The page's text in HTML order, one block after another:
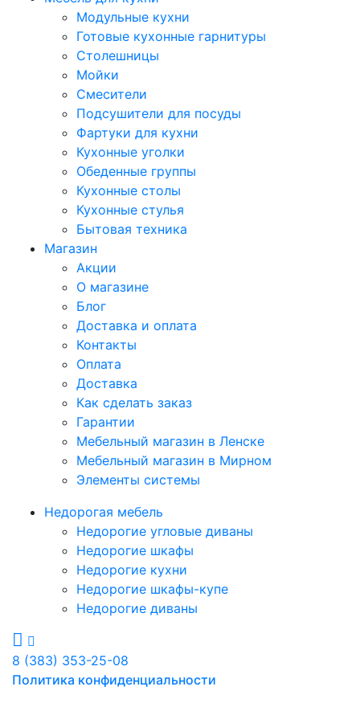
Модульные кухни
Готовые кухонные гарнитуры
Столешницы
Мойки
Смесители
Подсушители для посуды
Фартуки для кухни
Кухонные уголки
Обеденные группы
Кухонные столы
Кухонные стулья
Бытовая техника
Магазин
Акции
О магазине
Блог
Доставка и оплата
Контакты
Оплата
Доставка
Как сделать заказ
Гарантии
Мебельный магазин в Ленске
Мебельный магазин в Мирном
Элементы системы
Недорогая мебель
Недорогие угловые диваны
Недорогие шкафы
Недорогие кухни
Недорогие шкафы-купе
Недорогие диваны
8 (383) 353-25-08
Политика конфиденциальности